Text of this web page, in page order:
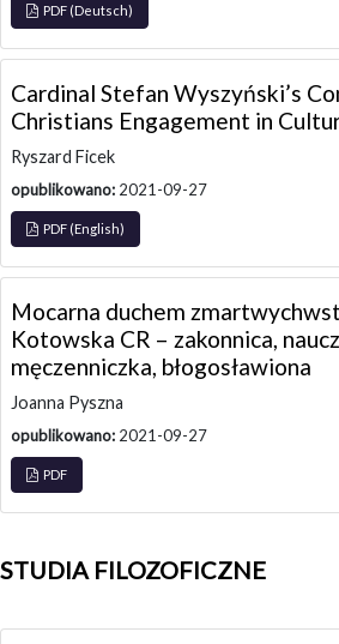
PDF (Deutsch)
Cardinal Stefan Wyszyński’s
Christians Engagement in
Ryszard Ficek
opublikowano: 2021-09-27
PDF (English)
Mocarna duchem
Kotowska CR – zakonnica,
męczenniczka, błogosławiona
Joanna Pyszna
opublikowano: 2021-09-27
PDF
STUDIA FILOZOFICZNE